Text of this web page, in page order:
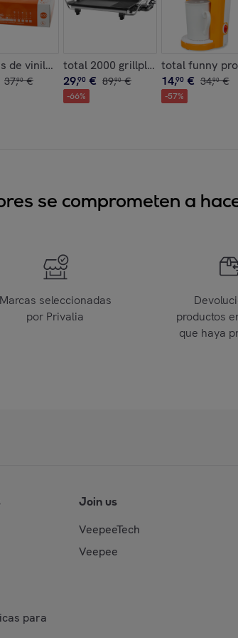
de vinilo sin polvo ecologicos caja de 100
37,90 €
total 2000 grillplate
29,90 € 89,90 €
-66%
total funny
14,90 € 34,90 €
-57%
se comprometen a
Marcas seleccionadas
por Privalia
productos
que haya
para
Join us
VeepeeTech
Veepee